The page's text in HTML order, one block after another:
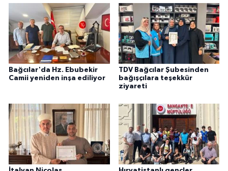
Bağcılar'da Hz. Ebubekir
Camii yeniden inşa ediliyor
TDV Bağcılar Şubesinden
bağışçılara teşekkür
ziyareti
Niğde Müftülüğü
Ordu Müftülüğü
Osmaniye Müftülüğü
Rize Müftülüğü
Sakarya Müftülüğü
Samsun Müftülüğü